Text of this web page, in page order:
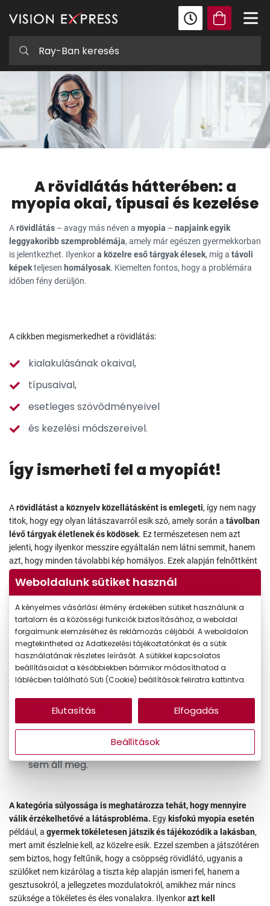
A rövidlátás hátterében: a
myopia okai, típusai és kezelése
Arövidlátás – avagy más néven a myopia – napjaink egyik
leggyakoribb szemproblémája, amely már egészen gyermekkorban
is jelentkezhet. Ilyenkora közelre eső tárgyak élesek, míg a távoli
képekteljesen homályosak. Kiemelten fontos, hogy a problémára
időben fény derüljön.
A cikkben megismerkedhet a rövidlátás:
kialakulásának okaival,
típusaival,
esetleges szövődményeivel
és kezelési módszereivel.
Így ismerheti fel a myopiát!
Arövidlátást a köznyelv közellátásként is emlegeti, így nem nagy
titok, hogy egy olyan látászavarról esik szó, amely során a távolban
lévő tárgyak életlenek és ködösek. Ez természetesen nem azt
jelenti, hogy ilyenkor messzire egyáltalán nem látni semmit, hanem
azt, hogy minden távolabbi kép homályos. Ezek alapján felnőttként
már könnyen definiálható, hogyha valaki rövidlátó, azonban az
egészen kicsigyermekek esetébenmárnem ennyire egyszerű
különböző fokozatai is vannak, ezért a
súlyossága szerint is kategorizálják
. Létezik tehát:
kisfokú rövidlátás: 0-6 dioptriáig – tinédzserkor
végén hat dioptria alatt marad az érték,
éves korig kialakul,
nagyfokú rövidlátás: 12 dioptria felett –
kisgyermekkorban kezdődik, húszas évek után
sem áll meg.
A kategória súlyossága is meghatározza tehát, hogy mennyire
válik érzékelhetővé a látásprobléma. Egy kisfokú myopia esetén
például, a gyermek tökéletesen játszik és tájékozódik a lakásban,
mert amit észlelnie kell, az közelre esik. Ezzel szemben a játszótéren
sem biztos, hogy feltűnik, hogy a csöppség rövidlátó, ugyanis a
szülőket nem kizárólag a tiszta kép alapján ismeri fel, hanem a
gesztusokról, a jellegzetes mozdulatokról, amikhez már nincs
szüksége a tökéletes és éles vonalakra. Ilyenkorazt kell
Weboldalunk sütiket használ
A kényelmes vásárlási élmény érdekében sütiket használunk a
tartalom és a közösségi funkciók biztosításához, a weboldal
forgalmunk elemzéséhez és reklámozás céljából. A weboldalon
megtekintheted az Adatkezelési tájékoztatónkat és a sütik
használatának részletes leírását. A sütikkel kapcsolatos
beállításaidat a későbbiekben bármikor módosíthatod a
láblécben található Süti (Cookie) beállítások feliratra kattintva.
Beállítások
Elutasítás Elfogadás